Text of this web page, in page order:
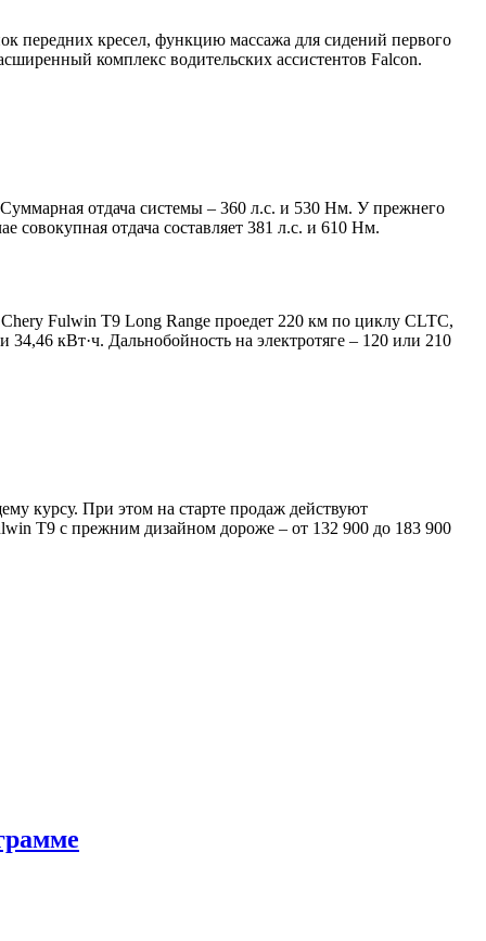
передних кресел, функцию массажа для сидений первого
комплекс водительских ассистентов Falcon.
отдача системы – 360 л.с. и 530 Нм. У прежнего
совокупная отдача составляет 381 л.с. и 610 Нм.
Fulwin T9 Long Range проедет 220 км по циклу CLTC,
кВт·ч. Дальнобойность на электротяге – 120 или 210
курсу. При этом на старте продаж действуют
T9 с прежним дизайном дороже – от 132 900 до 183 900